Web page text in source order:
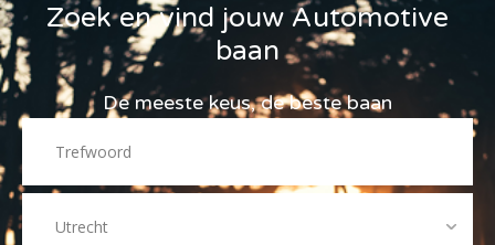
Zoek en vind jouw Automotive
baan
De meeste keus, de beste baan